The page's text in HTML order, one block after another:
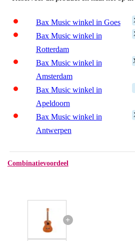
Bax Music winkel in Goes
Bax Music winkel in
Rotterdam
Bax Music winkel in
Amsterdam
Bax Music winkel in
Apeldoorn
Bax Music winkel in
Antwerpen
Combinatievoordeel
+